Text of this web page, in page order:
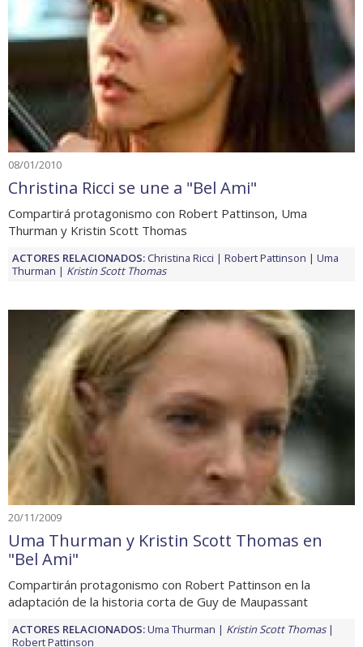
08/01/2010
Christina Ricci se une a "Bel Ami"
Compartirá protagonismo con Robert Pattinson, Uma
Thurman y Kristin Scott Thomas
ACTORES RELACIONADOS:Christina Ricci Robert Pattinson
Uma
Thurman
Kristin Scott Thomas
20/11/2009
Uma Thurman y Kristin Scott Thomas en
"Bel Ami"
Compartirán protagonismo con Robert Pattinson en la
adaptación de la historia corta de Guy de Maupassant
ACTORES RELACIONADOS:Uma Thurman
Kristin Scott Thomas
Robert Pattinson